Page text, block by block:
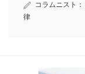
コラムニスト：
律